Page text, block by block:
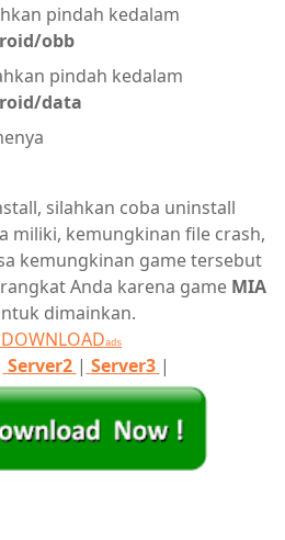
pindah kedalam
obb
pindah kedalam
data
silahkan coba uninstall
miliki, kemungkinan file crash,
kemungkinan game tersebut
Anda karena game MIA
dimainkan.
DOWNLOADads
Server2 | Server3 |